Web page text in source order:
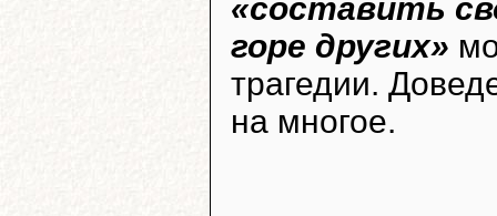
«составить
горе других»
трагедии.
на многое.